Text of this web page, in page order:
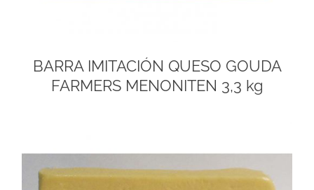
BARRA IMITACIÓN QUESO GOUDA
FARMERS MENONITEN 3,3 kg